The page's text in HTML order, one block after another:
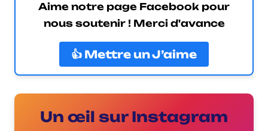
Aime notre page Facebook pour
nous soutenir ! Merci d'avance
👍 Mettre un J’aime
Un œil sur Instagram